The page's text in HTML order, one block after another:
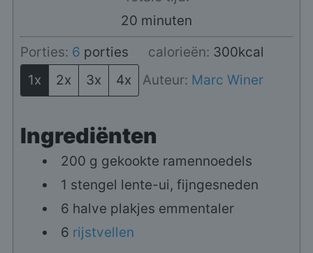
20 minuten
minuten
Porties: 6 porties calorieën: 300kcal
1x
2x 3x 4x Auteur: Marc Winer
Ingrediënten
200 g gekookte ramennoedels
1 stengel lente-ui, fijngesneden
6 halve plakjes emmentaler
6 rijstvellen